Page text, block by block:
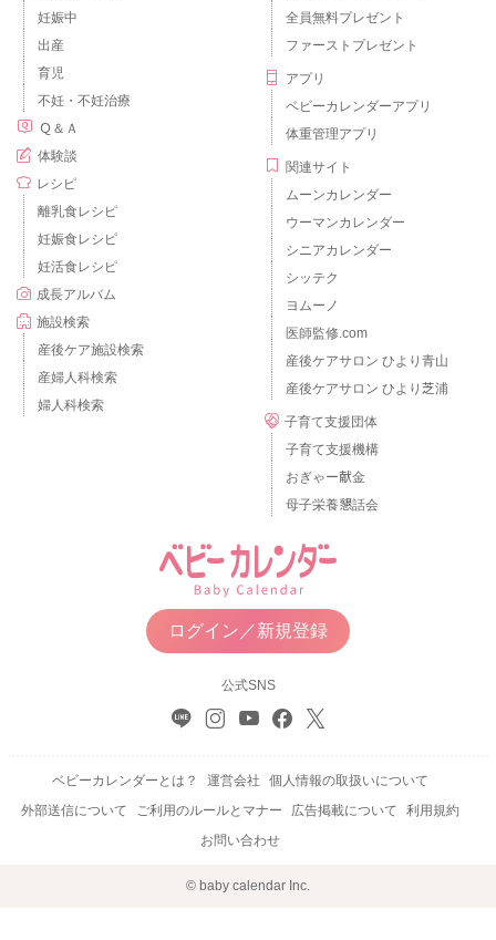
妊娠中
出産
育児
不妊・不妊治療
Ｑ＆Ａ
体験談
レシピ
離乳食レシピ
妊娠食レシピ
妊活食レシピ
成長アルバム
施設検索
産後ケア施設検索
産婦人科検索
婦人科検索
全員無料プレゼント
ファーストプレゼント
アプリ
ベビーカレンダーアプリ
体重管理アプリ
関連サイト
ムーンカレンダー
ウーマンカレンダー
シニアカレンダー
シッテク
ヨムーノ
医師監修.com
産後ケアサロン ひより青山
産後ケアサロン ひより芝浦
子育て支援団体
子育て支援機構
おぎゃー献金
母子栄養懇話会
ログイン／新規登録
公式SNS
ベビーカレンダーとは？ 運営会社
個人情報の取扱いについて
外部送信について
ご利用のルールとマナー 広告掲載について
利用規約
お問い合わせ
© baby calendar Inc.